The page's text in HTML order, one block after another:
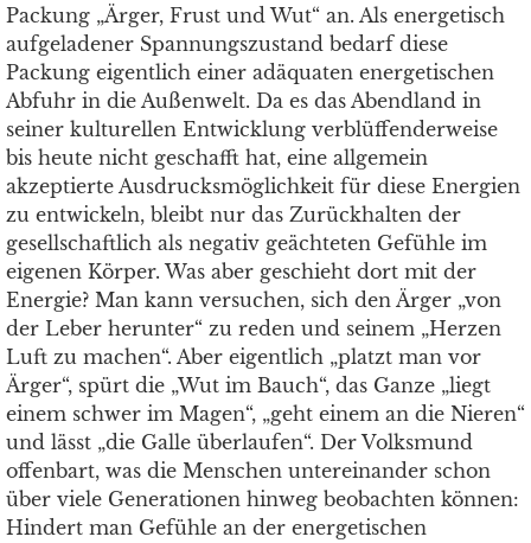
Packung „Ärger, Frust und Wut“ an. Als energetisch
aufgeladener Spannungszustand bedarf diese
Packung eigentlich einer adäquaten energetischen
Abfuhr in die Außenwelt. Da es das Abendland in
seiner kulturellen Entwicklung verblüffenderweise
bis heute nicht geschafft hat, eine allgemein
akzeptierte Ausdrucksmöglichkeit für diese Energien
zu entwickeln, bleibt nur das Zurückhalten der
gesellschaftlich als negativ geächteten Gefühle im
eigenen Körper. Was aber geschieht dort mit der
Energie? Man kann versuchen, sich den Ärger „von
der Leber herunter“ zu reden und seinem „Herzen
Luft zu machen“. Aber eigentlich „platzt man vor
Ärger“, spürt die „Wut im Bauch“, das Ganze „liegt
einem schwer im Magen“, „geht einem an die Nieren“
und lässt „die Galle überlaufen“. Der Volksmund
offenbart, was die Menschen untereinander schon
über viele Generationen hinweg beobachten können:
Hindert man Gefühle an der energetischen